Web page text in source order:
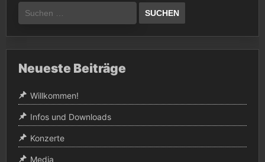
Suchen
nach:
Neueste Beiträge
Willkommen!
Infos und Downloads
Konzerte
Media